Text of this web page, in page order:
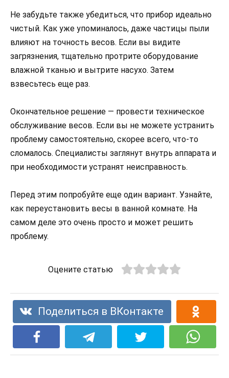
Не забудьте также убедиться, что прибор идеально
чистый. Как уже упоминалось, даже частицы пыли
влияют на точность весов. Если вы видите
загрязнения, тщательно протрите оборудование
влажной тканью и вытрите насухо. Затем
взвесьтесь еще раз.
Окончательное решение — провести техническое
обслуживание весов. Если вы не можете устранить
проблему самостоятельно, скорее всего, что-то
сломалось. Специалисты заглянут внутрь аппарата и
при необходимости устранят неисправность.
Перед этим попробуйте еще один вариант. Узнайте,
как переустановить весы в ванной комнате. На
самом деле это очень просто и может решить
проблему.
Оцените статью
Поделиться в ВКонтакте